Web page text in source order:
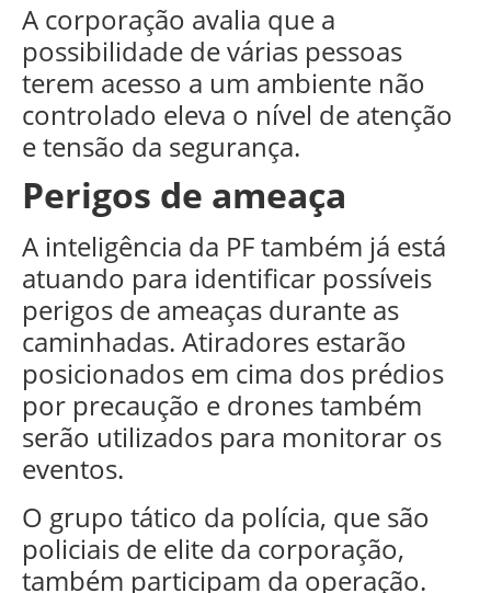
A corporação avalia que a
possibilidade de várias pessoas
terem acesso a um ambiente não
controlado eleva o nível de atenção
e tensão da segurança.
Perigos de ameaça
A inteligência da PF também já está
atuando para identificar possíveis
perigos de ameaças durante as
caminhadas. Atiradores estarão
posicionados em cima dos prédios
por precaução e drones também
serão utilizados para monitorar os
eventos.
O grupo tático da polícia, que são
policiais de elite da corporação,
também participam da operação.